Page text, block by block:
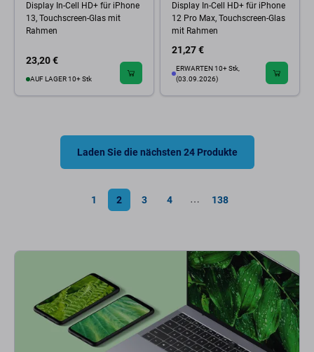
Display In-Cell HD+ für iPhone
13, Touchscreen-Glas mit
Rahmen
23,20 €
AUF LAGER 10+ Stk
Display In-Cell HD+ für iPhone
12 Pro Max, Touchscreen-Glas
mit Rahmen
21,27 €
ERWARTEN 10+ Stk,
(03.09.2026)
Laden Sie die nächsten 24 Produkte
1 2 3 4 ⋯ 138